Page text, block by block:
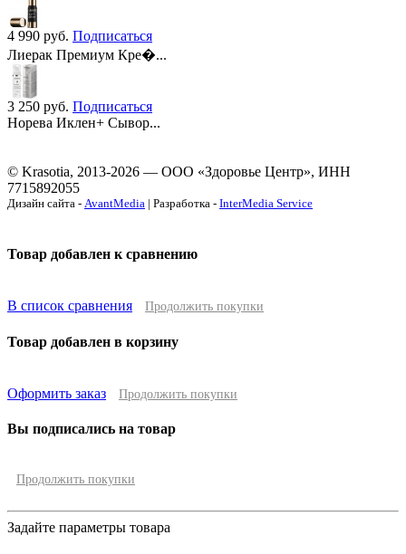
4 990 руб. Подписаться
Лиерак Премиум Кре�...
3 250 руб. Подписаться
Норева Иклен+ Сывор...
© Krasotia, 2013-2026 — ООО «Здоровье Центр», ИНН
7715892055
Дизайн сайта - AvantMedia | Разработка - InterMedia Service
Товар добавлен к сравнению
В список сравнения Продолжить покупки
Товар добавлен в корзину
Оформить заказ Продолжить покупки
Вы подписались на товар
Продолжить покупки
Задайте параметры товара